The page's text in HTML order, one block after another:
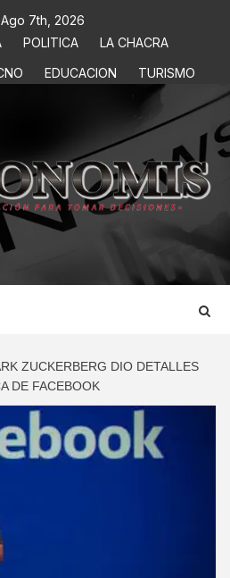
7th, 2026
POLITICA
LA CHACRA
EDUCACION TURISMO
DECISIONES
ZUCKERBERG DIO DETALLES
DE FACEBOOK